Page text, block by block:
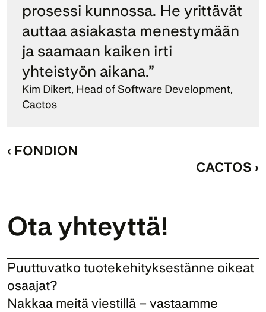
prosessi kunnossa. He yrittävät
auttaa asiakasta menestymään
ja saamaan kaiken irti
yhteistyön aikana.”
Kim Dikert, Head of Software Development,
Cactos
‹ FONDION
CACTOS ›
Ota yhteyttä!
Puuttuvatko tuotekehityksestänne oikeat
osaajat?
Nakkaa meitä viestillä – vastaamme